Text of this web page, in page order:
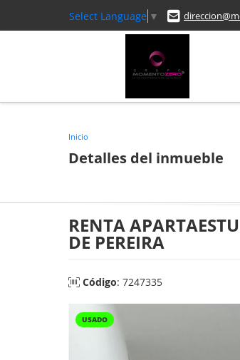
Select Language ▼
Inicio
Detalles del inmueble
RENTA
DE PEREIRA
Código: 7247335
USADO